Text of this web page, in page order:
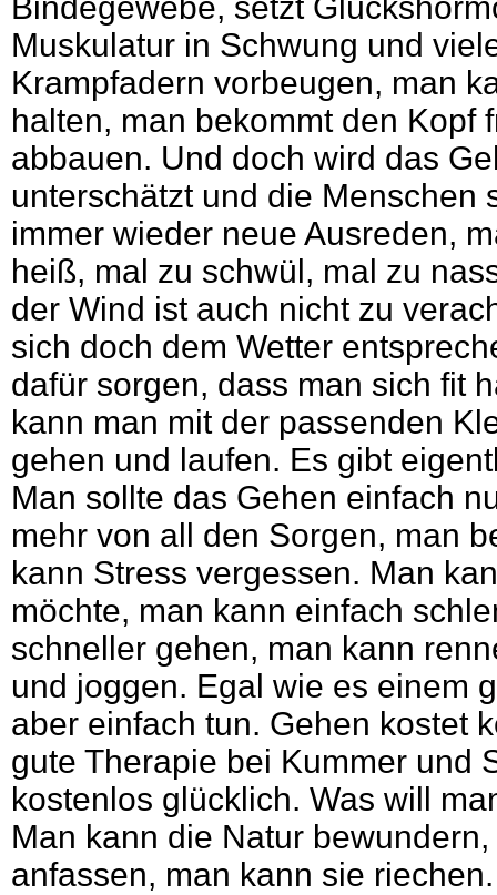
Muskulatur in Schwung und
Krampfadern vorbeugen, man
halten, man bekommt den Kopf
abbauen. Und doch wird das
unterschätzt und die Menschen
immer wieder neue Ausreden,
heiß, mal zu schwül, mal zu
der Wind ist auch nicht zu
sich doch dem Wetter
dafür sorgen, dass man sich fit
kann man mit der passenden
gehen und laufen. Es gibt
Man sollte das Gehen einfach
mehr von all den Sorgen, man
kann Stress vergessen. Man
möchte, man kann einfach
schneller gehen, man kann
und joggen. Egal wie es einem
aber einfach tun. Gehen kostet
gute Therapie bei Kummer und
kostenlos glücklich. Was will
Man kann die Natur
anfassen, man kann sie riechen.